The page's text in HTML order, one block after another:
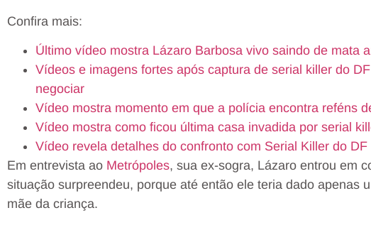
Confira mais:
Último vídeo mostra Lázaro Barbosa vivo saindo de mata
Vídeos e imagens fortes após captura de serial killer do
negociar
Vídeo mostra momento em que a polícia encontra reféns
Vídeo mostra como ficou última casa invadida por serial
Vídeo revela detalhes do confronto com Serial Killer do DF
Em entrevista ao Metrópoles, sua ex-sogra, Lázaro entrou em
situação surpreendeu, porque até então ele teria dado apenas
mãe da criança.